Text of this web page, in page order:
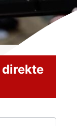
direkte